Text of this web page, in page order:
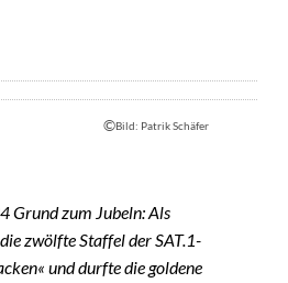
©Bild: Patrik Schäfer
Grund zum Jubeln: Als
zwölfte Staffel der SAT.1-
und durfte die goldene